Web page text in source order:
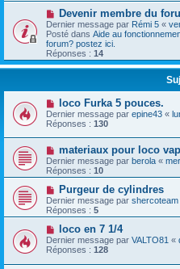
Devenir membre du
Dernier message par Rémi 5 «
Posté dans Aide au
forum? postez ici.
Réponses : 14
loco Furka 5 pouces.
Dernier message par epine43 «
Réponses : 130
materiaux pour loco
Dernier message par berola «
Réponses : 10
Purgeur de cylindres
Dernier message par shercoteam
Réponses : 5
loco en 7 1/4
Dernier message par VALTO81 «
Réponses : 128